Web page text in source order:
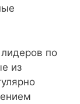
MSTT
PHOR
по
из